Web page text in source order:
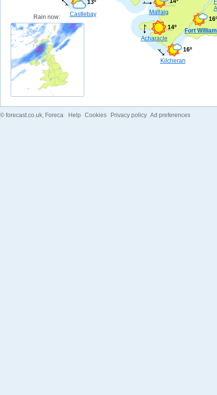
Fort William
16º
Mallaig
Kilcheran
16º
Castlebay
13º
Acharacle
14º
Rain now:
© forecast.co.uk , Foreca Help Cookies Privacy policy Ad preferences